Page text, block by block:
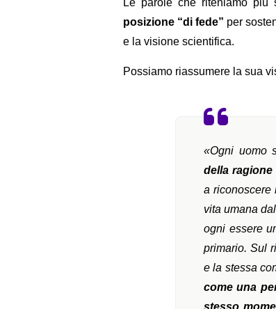
Le parole che riteniamo più
posizione “di fede” per
e la visione scientifica.
Possiamo riassumere la sua
«Ogni uomo
della ragione
a riconoscere
vita umana
ogni essere
primario. Sul
e la stessa
come una